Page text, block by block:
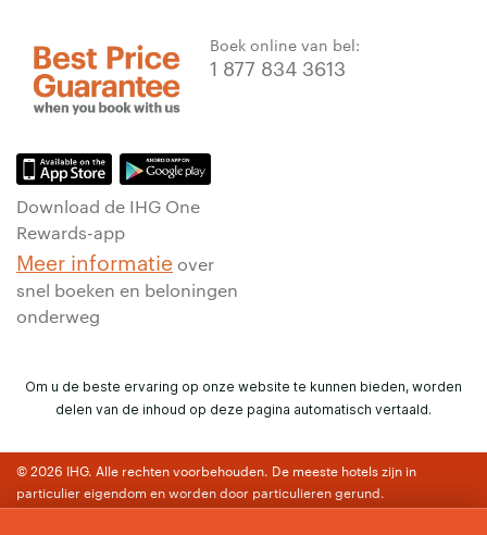
Boek online van bel:
1 877 834 3613
Download de IHG One
Rewards-app
Meer informatie over
snel boeken en beloningen
onderweg
Om u de beste ervaring op onze website te kunnen bieden, worden
delen van de inhoud op deze pagina automatisch vertaald.
© 2026 IHG. Alle rechten voorbehouden. De meeste hotels zijn in
particulier eigendom en worden door particulieren gerund.